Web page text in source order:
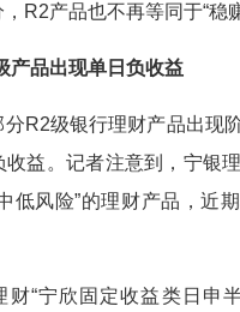
R2产品也不再等同于“稳赚
产品出现单日负收益
分R2级银行理财产品出现
收益。记者注意到，宁银
低风险”的理财产品，近
财“宁欣固定收益类日申